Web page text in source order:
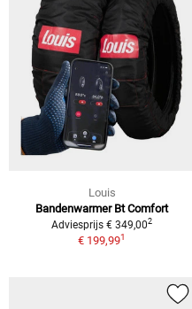
Louis
Bandenwarmer Bt Comfort
Adviesprijs € 349,002
€ 199,991